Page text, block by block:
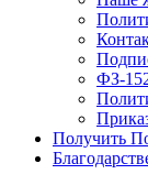
ФЗ-
Получить